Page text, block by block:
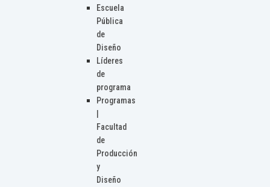
Escuela
Pública
de
Diseño
Líderes
de
programa
Programas
Facultad
de
Producción
y
Diseño